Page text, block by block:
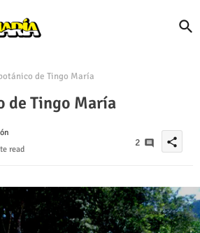
de Tingo María
de Tingo María
read
2 share